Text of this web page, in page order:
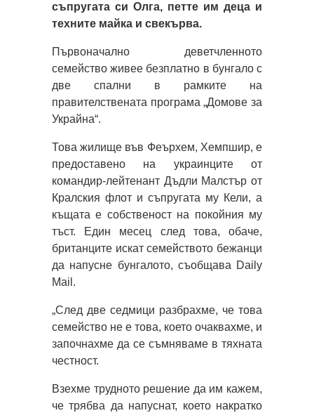
съпругата си Олга, петте им деца и
техните майка и свекърва.
Първоначално деветчленното
семейство живее безплатно в бунгало с
две спални в рамките на
правителствената програма „Домове за
Украйна“.
Това жилище във Феърхем, Хемпшир, е
предоставено на украинците от
командир-лейтенант Дъдли Малстър от
Кралския флот и съпругата му Кели, а
къщата е собственост на покойния му
тъст. Един месец след това, обаче,
британците искат семейството бежанци
да напусне бунгалото, съобщава Daily
Mail.
„След две седмици разбрахме, че това
семейство не е това, което очаквахме, и
започнахме да се съмняваме в тяхната
честност.
Взехме трудното решение да им кажем,
че трябва да напуснат, което накратко